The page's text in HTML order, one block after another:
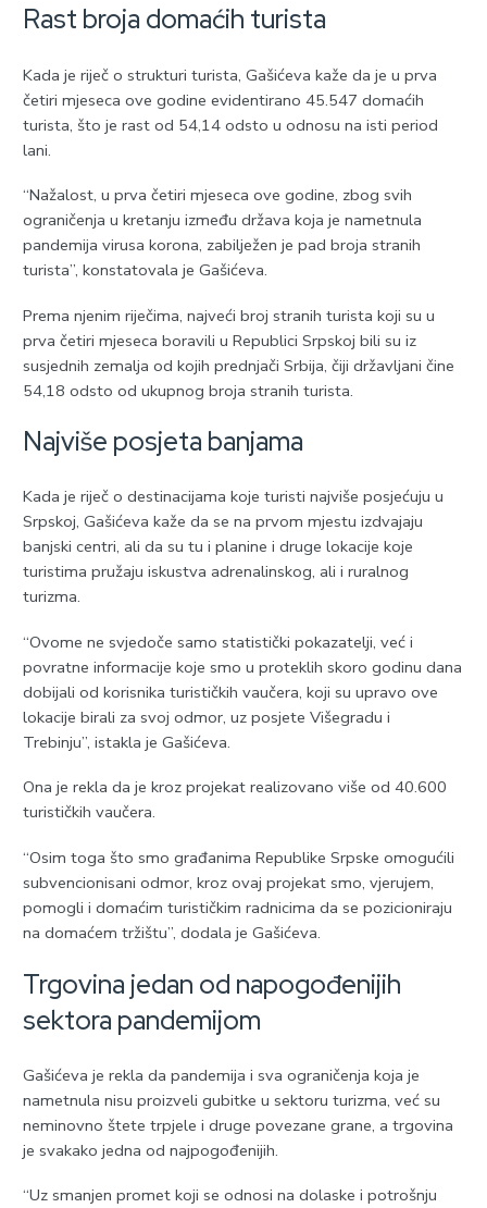
Rast broja domaćih turista
Kada je riječ o strukturi turista, Gašićeva kaže da je u prva
četiri mjeseca ove godine evidentirano 45.547 domaćih
turista, što je rast od 54,14 odsto u odnosu na isti period
lani.
“Nažalost, u prva četiri mjeseca ove godine, zbog svih
ograničenja u kretanju između država koja je nametnula
pandemija virusa korona, zabilježen je pad broja stranih
turista”, konstatovala je Gašićeva.
Prema njenim riječima, najveći broj stranih turista koji su u
prva četiri mjeseca boravili u Republici Srpskoj bili su iz
susjednih zemalja od kojih prednjači Srbija, čiji državljani čine
54,18 odsto od ukupnog broja stranih turista.
Najviše posjeta banjama
Kada je riječ o destinacijama koje turisti najviše posjećuju u
Srpskoj, Gašićeva kaže da se na prvom mjestu izdvajaju
banjski centri, ali da su tu i planine i druge lokacije koje
turistima pružaju iskustva adrenalinskog, ali i ruralnog
turizma.
“Ovome ne svjedoče samo statistički pokazatelji, već i
povratne informacije koje smo u proteklih skoro godinu dana
dobijali od korisnika turističkih vaučera, koji su upravo ove
lokacije birali za svoj odmor, uz posjete Višegradu i
Trebinju”, istakla je Gašićeva.
Ona je rekla da je kroz projekat realizovano više od 40.600
turističkih vaučera.
“Osim toga što smo građanima Republike Srpske omogućili
subvencionisani odmor, kroz ovaj projekat smo, vjerujem,
pomogli i domaćim turističkim radnicima da se pozicioniraju
na domaćem tržištu”, dodala je Gašićeva.
Trgovina jedan od napogođenijih
sektora pandemijom
Gašićeva je rekla da pandemija i sva ograničenja koja je
nametnula nisu proizveli gubitke u sektoru turizma, već su
neminovno štete trpjele i druge povezane grane, a trgovina
je svakako jedna od najpogođenijih.
“Uz smanjen promet koji se odnosi na dolaske i potrošnju